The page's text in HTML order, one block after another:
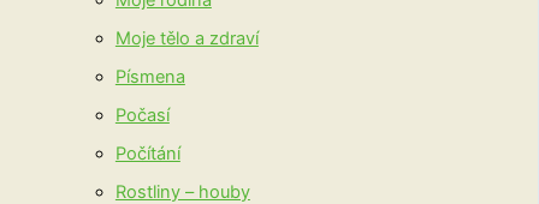
Moje tělo a zdraví
Písmena
Počasí
Počítání
Rostliny – houby